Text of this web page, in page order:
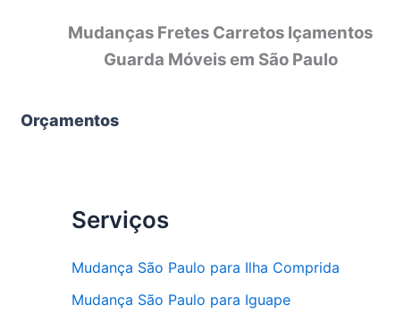
Mudanças Fretes Carretos Içamentos
Guarda Móveis em São Paulo
Orçamentos
Serviços
Mudança São Paulo para Ilha Comprida
Mudança São Paulo para Iguape